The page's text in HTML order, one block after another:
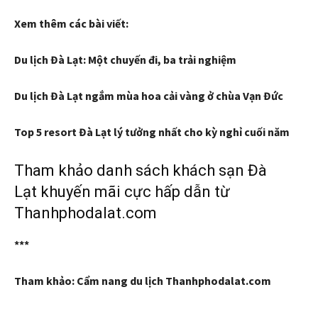
Xem thêm các bài viết:
Du lịch Đà Lạt: Một chuyến đi, ba trải nghiệm
Du lịch Đà Lạt ngắm mùa hoa cải vàng ở chùa Vạn Đức
Top 5 resort Đà Lạt lý tưởng nhất cho kỳ nghỉ cuối năm
Tham khảo danh sách khách sạn Đà
Lạt khuyến mãi cực hấp dẫn từ
Thanhphodalat.com
***
Tham khảo: Cẩm nang du lịch Thanhphodalat.com